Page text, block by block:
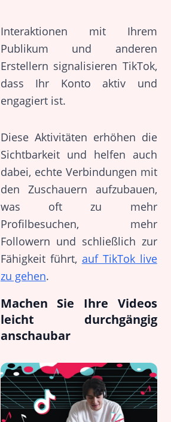
Interaktionen mit Ihrem
Publikum und anderen
Erstellern signalisieren TikTok,
dass Ihr Konto aktiv und
engagiert ist.
Diese Aktivitäten erhöhen die
Sichtbarkeit und helfen auch
dabei, echte Verbindungen mit
den Zuschauern aufzubauen,
was oft zu mehr
Profilbesuchen, mehr
Followern und schließlich zur
Fähigkeit führt, auf TikTok live
zu gehen.
Machen Sie Ihre Videos
leicht durchgängig
anschaubar